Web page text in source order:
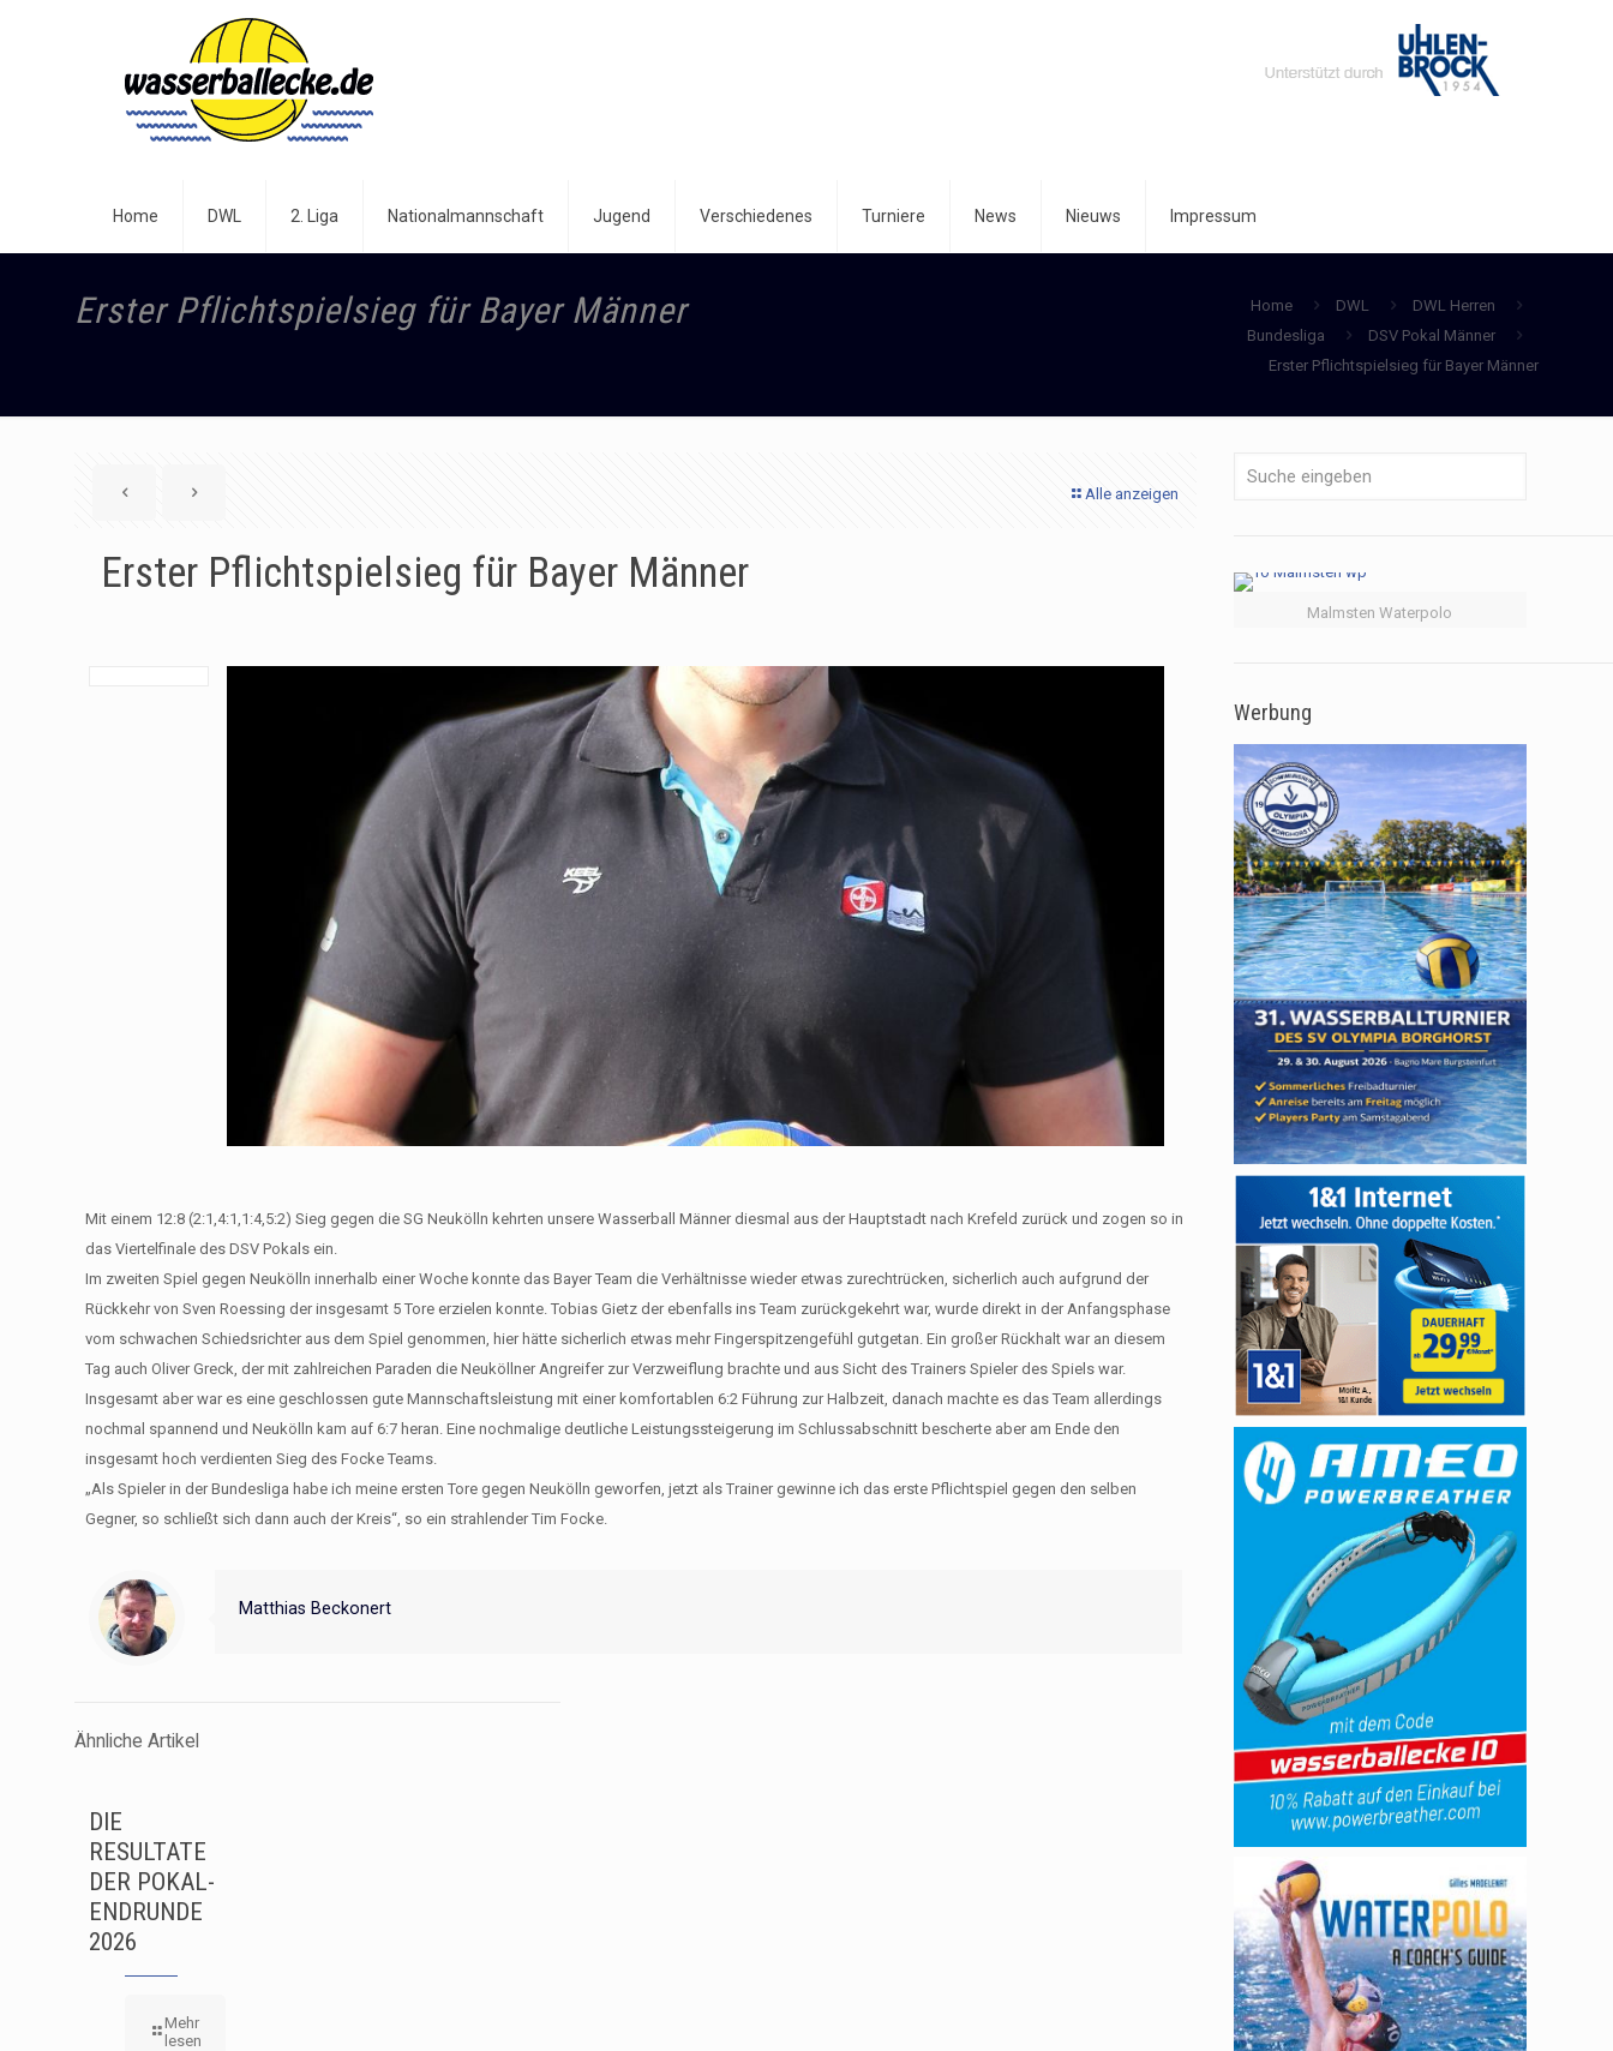
Home DWL 2. Liga Nationalmannschaft Jugend Verschiedenes Turniere News Nieuws Impressum
Erster Pflichtspielsieg für Bayer Männer Home DWL
DWL Herren
Bundesliga
DSV Pokal Männer
Erster Pflichtspielsieg für Bayer Männer
Alle anzeigen
Erster Pflichtspielsieg für Bayer Männer
Mit einem 12:8 (2:1,4:1,1:4,5:2) Sieg gegen die SG Neukölln kehrten unsere Wasserball Männer diesmal aus der Hauptstadt nach Krefeld zurück und zogen so in
das Viertelfinale des DSV Pokals ein.
Im zweiten Spiel gegen Neukölln innerhalb einer Woche konnte das Bayer Team die Verhältnisse wieder etwas zurechtrücken, sicherlich auch aufgrund der
Rückkehr von Sven Roessing der insgesamt 5 Tore erzielen konnte. Tobias Gietz der ebenfalls ins Team zurückgekehrt war, wurde direkt in der Anfangsphase
vom schwachen Schiedsrichter aus dem Spiel genommen, hier hätte sicherlich etwas mehr Fingerspitzengefühl gutgetan. Ein großer Rückhalt war an diesem
Tag auch Oliver Greck, der mit zahlreichen Paraden die Neuköllner Angreifer zur Verzweiflung brachte und aus Sicht des Trainers Spieler des Spiels war.
Insgesamt aber war es eine geschlossen gute Mannschaftsleistung mit einer komfortablen 6:2 Führung zur Halbzeit, danach machte es das Team allerdings
nochmal spannend und Neukölln kam auf 6:7 heran. Eine nochmalige deutliche Leistungssteigerung im Schlussabschnitt bescherte aber am Ende den
insgesamt hoch verdienten Sieg des Focke Teams.
„Als Spieler in der Bundesliga habe ich meine ersten Tore gegen Neukölln geworfen, jetzt als Trainer gewinne ich das erste Pflichtspiel gegen den selben
Gegner, so schließt sich dann auch der Kreis“, so ein strahlender Tim Focke.
Matthias Beckonert
Ähnliche Artikel
DIE
RESULTATE
DER POKAL-
ENDRUNDE
2026
Mehr
lesen
Malmsten Waterpolo
Werbung